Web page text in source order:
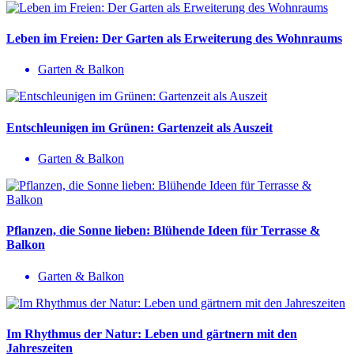
Leben im Freien: Der Garten als Erweiterung des Wohnraums
Garten & Balkon
Entschleunigen im Grünen: Gartenzeit als Auszeit
Garten & Balkon
Pflanzen, die Sonne lieben: Blühende Ideen für Terrasse &
Balkon
Garten & Balkon
Im Rhythmus der Natur: Leben und gärtnern mit den
Jahreszeiten